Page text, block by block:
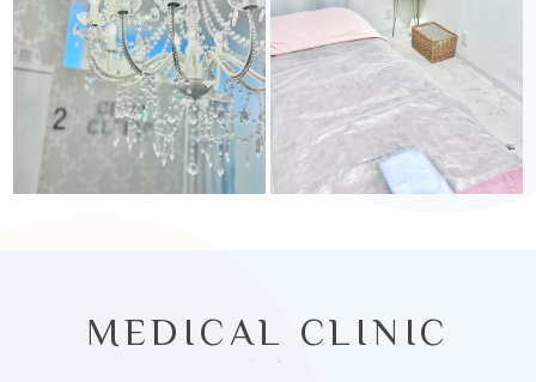
MEDICAL CLINIC